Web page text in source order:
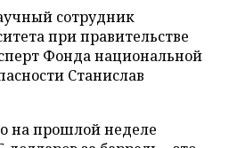
сотрудник
при правительстве
Фонда национальной
Станислав
на прошлой неделе